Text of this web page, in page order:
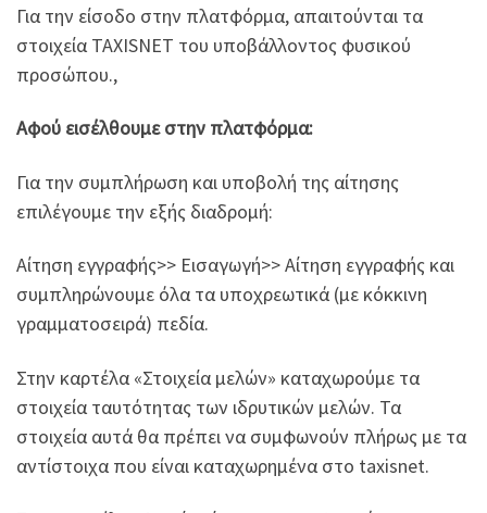
Για την είσοδο στην πλατφόρμα, απαιτούνται τα
στοιχεία TAXISNET του υποβάλλοντος φυσικού
προσώπου.,
Αφού εισέλθουμε στην πλατφόρμα:
Για την συμπλήρωση και υποβολή της αίτησης
επιλέγουμε την εξής διαδρομή:
Αίτηση εγγραφής>> Εισαγωγή>> Αίτηση εγγραφής και
συμπληρώνουμε όλα τα υποχρεωτικά (με κόκκινη
γραμματοσειρά) πεδία.
Στην καρτέλα «Στοιχεία μελών» καταχωρούμε τα
στοιχεία ταυτότητας των ιδρυτικών μελών. Τα
στοιχεία αυτά θα πρέπει να συμφωνούν πλήρως με τα
αντίστοιχα που είναι καταχωρημένα στο taxisnet.